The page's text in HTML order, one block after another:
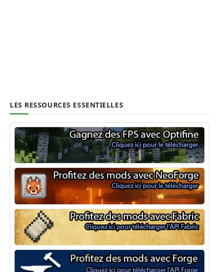
LES RESSOURCES ESSENTIELLES
Optifine
NeoForge
Minecraft Fabric